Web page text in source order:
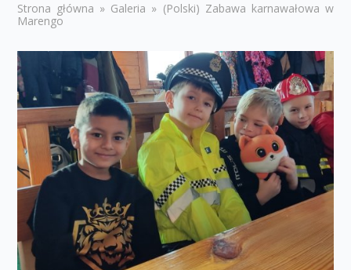
Strona główna » Galeria » (Polski) Zabawa karnawałowa w
Marengo